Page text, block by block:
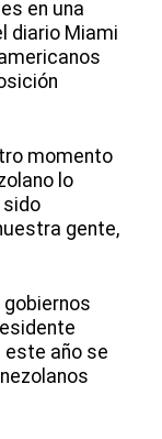
en una
diario Miami
momento
lo
sido
gente,
gobiernos
este año se